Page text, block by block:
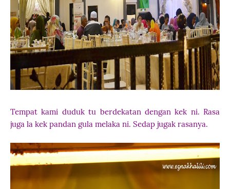
Tempat kami duduk tu berdekatan dengan kek ni. Rasa
juga la kek pandan gula melaka ni. Sedap jugak rasanya.